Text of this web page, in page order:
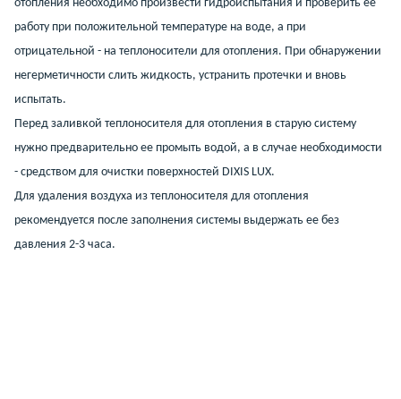
отопления необходимо произвести гидроиспытания и проверить ее
работу при положительной температуре на воде, а при
отрицательной - на теплоносители для отопления. При обнаружении
негерметичности слить жидкость, устранить протечки и вновь
испытать.
Перед заливкой теплоносителя для отопления в старую систему
нужно предварительно ее промыть водой, а в случае необходимости
- средством для очистки поверхностей DIXIS LUX.
Для удаления воздуха из теплоносителя для отопления
рекомендуется после заполнения системы выдержать ее без
давления 2-3 часа.